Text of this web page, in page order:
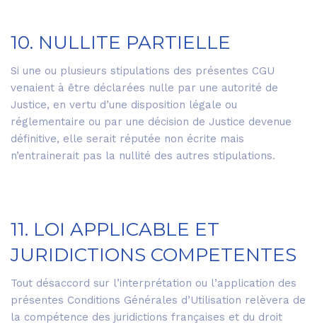
10. NULLITE PARTIELLE
Si une ou plusieurs stipulations des présentes CGU
venaient à être déclarées nulle par une autorité de
Justice, en vertu d’une disposition légale ou
réglementaire ou par une décision de Justice devenue
définitive, elle serait réputée non écrite mais
n’entrainerait pas la nullité des autres stipulations.
11. LOI APPLICABLE ET
JURIDICTIONS COMPETENTES
Tout désaccord sur l’interprétation ou l’application des
présentes Conditions Générales d’Utilisation relèvera de
la compétence des juridictions françaises et du droit